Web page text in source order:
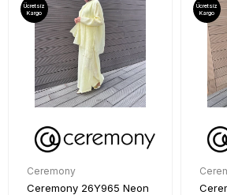
Ceremony
Ceremony 26Y965 Neon
Ücretsiz
Kargo
Ücretsiz
Kargo